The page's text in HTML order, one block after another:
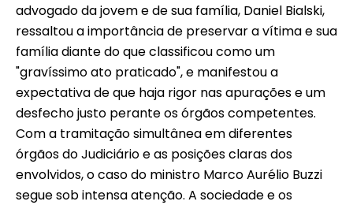
advogado da jovem e de sua família, Daniel Bialski,
ressaltou a importância de preservar a vítima e sua
família diante do que classificou como um
"gravíssimo ato praticado", e manifestou a
expectativa de que haja rigor nas apurações e um
desfecho justo perante os órgãos competentes.
Com a tramitação simultânea em diferentes
órgãos do Judiciário e as posições claras dos
envolvidos, o caso do ministro Marco Aurélio Buzzi
segue sob intensa atenção. A sociedade e os